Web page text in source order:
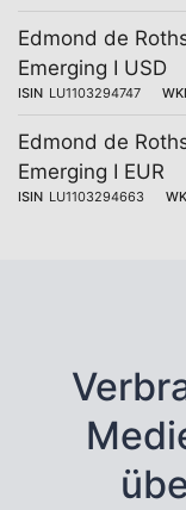
Edmond de
Emerging I USD
ISIN LU1103294747
Edmond de
Emerging I EUR
ISIN LU1103294663